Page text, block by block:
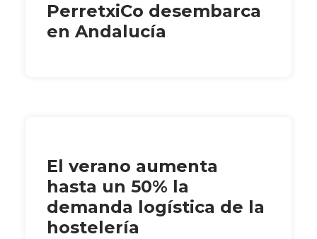
PerretxiCo desembarca
en Andalucía
El verano aumenta
hasta un 50% la
demanda logística de la
hostelería